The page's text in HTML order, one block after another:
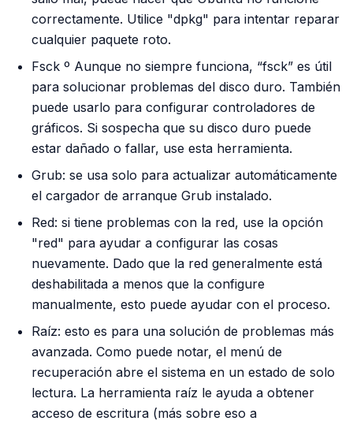
correctamente. Utilice "dpkg" para intentar reparar
cualquier paquete roto.
Fsck º Aunque no siempre funciona, “fsck” es útil
para solucionar problemas del disco duro. También
puede usarlo para configurar controladores de
gráficos. Si sospecha que su disco duro puede
estar dañado o fallar, use esta herramienta.
Grub: se usa solo para actualizar automáticamente
el cargador de arranque Grub instalado.
Red: si tiene problemas con la red, use la opción
"red" para ayudar a configurar las cosas
nuevamente. Dado que la red generalmente está
deshabilitada a menos que la configure
manualmente, esto puede ayudar con el proceso.
Raíz: esto es para una solución de problemas más
avanzada. Como puede notar, el menú de
recuperación abre el sistema en un estado de solo
lectura. La herramienta raíz le ayuda a obtener
acceso de escritura (más sobre eso a